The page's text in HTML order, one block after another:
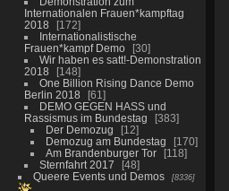
Internationalen Frauen*kampftag
2018
172
Internationalistische
Frauen*kampf Demo
30
Wir haben es satt!-Demonstration
2018
148
One Billion Rising Dance Demo
Berlin 2018
61
DEMO GEGEN HASS und
Rassismus im Bundestag
383
Der Demozug
12
Demozug am Bundestag
170
Am Brandenburger Tor
118
Sternfahrt 2017
48
Queere Events und Demos
8336